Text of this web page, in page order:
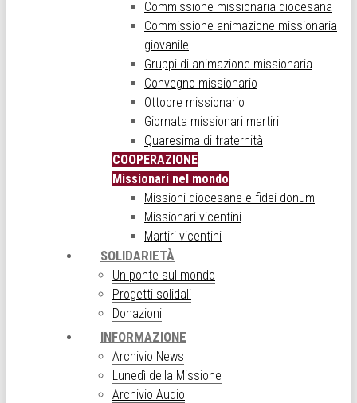
Commissione missionaria diocesana
Commissione animazione missionaria
giovanile
Gruppi di animazione missionaria
Convegno missionario
Ottobre missionario
Giornata missionari martiri
Quaresima di fraternità
COOPERAZIONE
Missionari nel mondo
Missioni diocesane e fidei donum
Missionari vicentini
Martiri vicentini
SOLIDARIETÀ
Un ponte sul mondo
Progetti solidali
Donazioni
INFORMAZIONE
Archivio News
Lunedì della Missione
Archivio Audio